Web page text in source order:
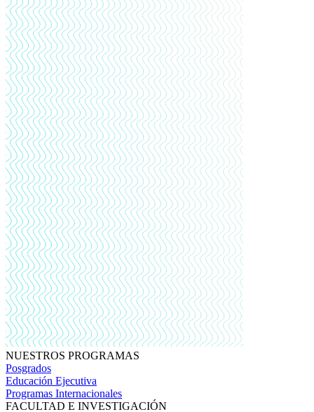
NUESTROS PROGRAMAS
Posgrados
Educación Ejecutiva
Programas Internacionales
FACULTAD E INVESTIGACIÓN